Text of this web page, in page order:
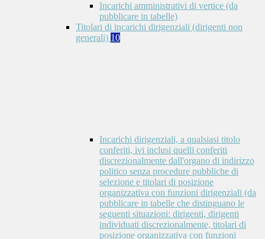
Incarichi amministrativi di vertice (da
pubblicare in tabelle)
Titolari di incarichi dirigenziali (dirigenti non
generali) 10
Incarichi dirigenziali, a qualsiasi titolo
conferiti, ivi inclusi quelli conferiti
discrezionalmente dall'organo di indirizzo
politico senza procedure pubbliche di
selezione e titolari di posizione
organizzativa con funzioni dirigenziali (da
pubblicare in tabelle che distinguano le
seguenti situazioni: dirigenti, dirigenti
individuati discrezionalmente, titolari di
posizione organizzativa con funzioni